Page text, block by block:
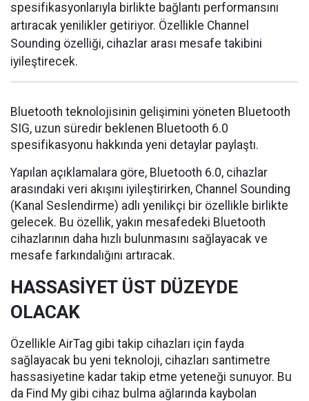
spesifikasyonlarıyla birlikte bağlantı performansını
artıracak yenilikler getiriyor. Özellikle Channel
Sounding özelliği, cihazlar arası mesafe takibini
iyileştirecek.
Bluetooth teknolojisinin gelişimini yöneten Bluetooth
SIG, uzun süredir beklenen Bluetooth 6.0
spesifikasyonu hakkında yeni detaylar paylaştı.
Yapılan açıklamalara göre, Bluetooth 6.0, cihazlar
arasındaki veri akışını iyileştirirken, Channel Sounding
(Kanal Seslendirme) adlı yenilikçi bir özellikle birlikte
gelecek. Bu özellik, yakın mesafedeki Bluetooth
cihazlarının daha hızlı bulunmasını sağlayacak ve
mesafe farkındalığını artıracak.
HASSASİYET ÜST DÜZEYDE
OLACAK
Özellikle AirTag gibi takip cihazları için fayda
sağlayacak bu yeni teknoloji, cihazları santimetre
hassasiyetine kadar takip etme yeteneği sunuyor. Bu
da Find My gibi cihaz bulma ağlarında kaybolan